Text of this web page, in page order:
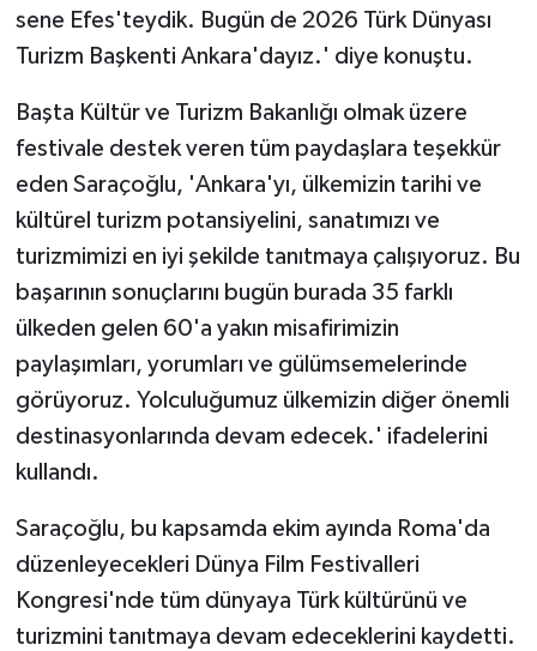
sene Efes'teydik. Bugün de 2026 Türk Dünyası
Turizm Başkenti Ankara'dayız.' diye konuştu.
Başta Kültür ve Turizm Bakanlığı olmak üzere
festivale destek veren tüm paydaşlara teşekkür
eden Saraçoğlu, 'Ankara'yı, ülkemizin tarihi ve
kültürel turizm potansiyelini, sanatımızı ve
turizmimizi en iyi şekilde tanıtmaya çalışıyoruz. Bu
başarının sonuçlarını bugün burada 35 farklı
ülkeden gelen 60'a yakın misafirimizin
paylaşımları, yorumları ve gülümsemelerinde
görüyoruz. Yolculuğumuz ülkemizin diğer önemli
destinasyonlarında devam edecek.' ifadelerini
kullandı.
Saraçoğlu, bu kapsamda ekim ayında Roma'da
düzenleyecekleri Dünya Film Festivalleri
Kongresi'nde tüm dünyaya Türk kültürünü ve
turizmini tanıtmaya devam edeceklerini kaydetti.